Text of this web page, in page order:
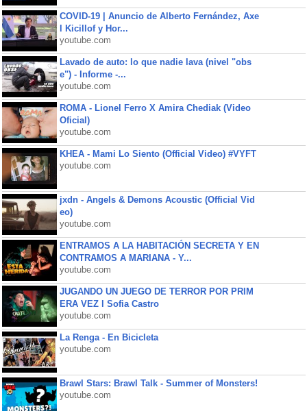
COVID-19 | Anuncio de Alberto Fernández, Axe
l Kicillof y Hor...
youtube.com
Lavado de auto: lo que nadie lava (nivel "obs
e") - Informe -...
youtube.com
ROMA - Lionel Ferro X Amira Chediak (Video
Oficial)
youtube.com
KHEA - Mami Lo Siento (Official Video) #VYFT
youtube.com
jxdn - Angels & Demons Acoustic (Official Vid
eo)
youtube.com
ENTRAMOS A LA HABITACIÓN SECRETA Y EN
CONTRAMOS A MARIANA - Y...
youtube.com
JUGANDO UN JUEGO DE TERROR POR PRIM
ERA VEZ l Sofia Castro
youtube.com
La Renga - En Bicicleta
youtube.com
Brawl Stars: Brawl Talk - Summer of Monsters!
youtube.com